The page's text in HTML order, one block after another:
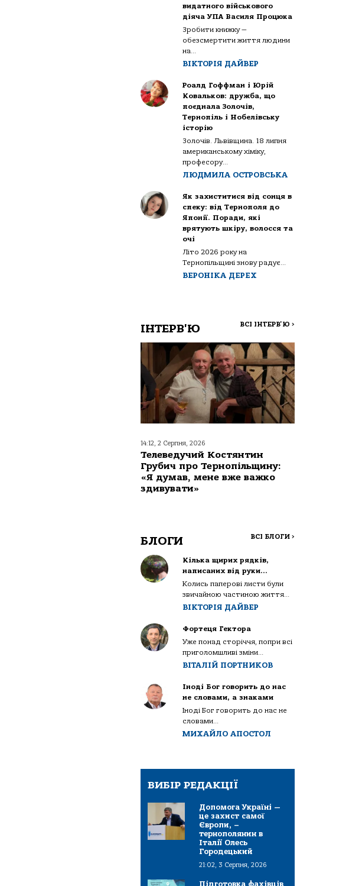
видатного військового
діяча УПА Василя Процюка
Зробити книжку —
обезсмертити життя людини
на...
ВІКТОРІЯ ДАЙВЕР
Роалд Гоффман і Юрій
Ковальков: дружба, що
поєднала Золочів,
Тернопіль і Нобелівську
історію
Золочів. Львівщина. 18 липня
американському хіміку,
професору...
ЛЮДМИЛА ОСТРОВСЬКА
Як захиститися від сонця в
спеку: від Тернополя до
Японії. Поради, які
врятують шкіру, волосся та
очі
Літо 2026 року на
Тернопільщині знову радує...
ВЕРОНІКА ДЕРЕХ
ІНТЕРВ'Ю ВСІ ІНТЕРВ'Ю >
14:12, 2 Серпня, 2026
Телеведучий Костянтин
Грубич про Тернопільщину:
«Я думав, мене вже важко
здивувати»
БЛОГИ ВСІ БЛОГИ >
Кілька щирих рядків,
написаних від руки…
Колись паперові листи були
звичайною частиною життя...
ВІКТОРІЯ ДАЙВЕР
Фортеця Гектора
Уже понад сторіччя, попри всі
приголомшливі зміни...
ВІТАЛІЙ ПОРТНИКОВ
Іноді Бог говорить до нас
не словами, а знаками
Іноді Бог говорить до нас не
словами...
МИХАЙЛО АПОСТОЛ
ВИБІР РЕДАКЦІЇ
Допомога Україні —
це захист самої
Європи, –
тернополянин в
Італії Олесь
Городецький
21:02, 3 Серпня, 2026
Підготовка фахівців